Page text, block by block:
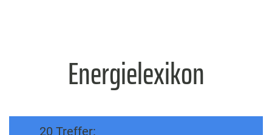
Energielexikon
20 Treffer: